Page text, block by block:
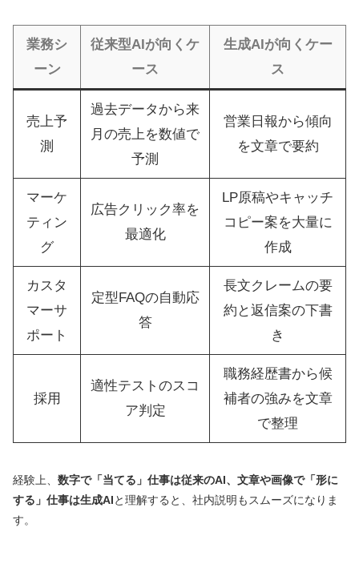
業務シ
ーン
従来型AIが向くケ
ース
生成AIが向くケー
ス
売上予
測
過去データから来
月の売上を数値で
予測
営業日報から傾向
を文章で要約
マーケ
ティン
グ
広告クリック率を
最適化
LP原稿やキャッチ
コピー案を大量に
作成
カスタ
マーサ
ポート
定型FAQの自動応
答
長文クレームの要
約と返信案の下書
き
採用
適性テストのスコ
ア判定
職務経歴書から候
補者の強みを文章
で整理
経験上、 数字で「当てる」仕事は従来のAI、文章や画像で「形に
する」仕事は生成AIと理解すると、社内説明もスムーズになりま
す。